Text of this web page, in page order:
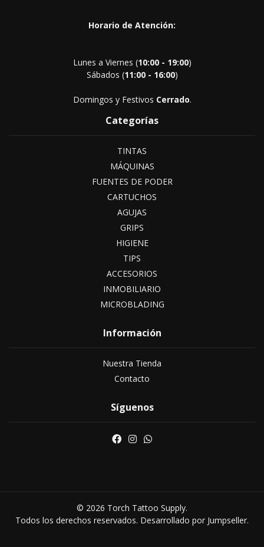
Horario de Atención:
Lunes a Viernes (10:00 - 19:00)
Sábados (11:00 - 16:00)
Domingos y Festivos Cerrado.
Categorías
TINTAS
MÁQUINAS
FUENTES DE PODER
CARTUCHOS
AGUJAS
GRIPS
HIGIENE
TIPS
ACCESORIOS
INMOBILIARIO
MICROBLADING
Información
Nuestra Tienda
Contacto
Síguenos
© 2026 Torch Tattoo Supply.
Todos los derechos reservados. Desarrollado por Jumpseller.